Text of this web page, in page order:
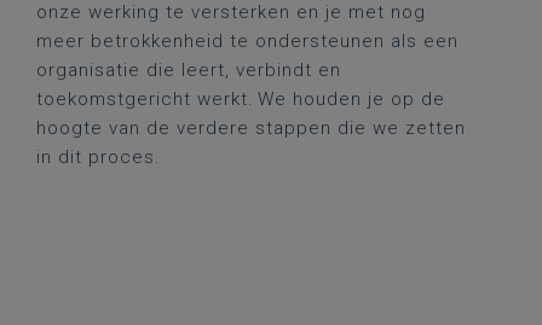
onze werking te versterken en je met nog
meer betrokkenheid te ondersteunen als een
organisatie die leert, verbindt en
toekomstgericht werkt. We houden je op de
hoogte van de verdere stappen die we zetten
in dit proces.